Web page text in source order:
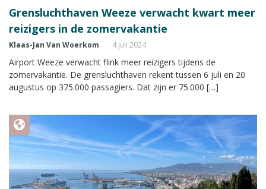
Grensluchthaven Weeze verwacht kwart meer
reizigers in de zomervakantie
Klaas-Jan Van Woerkom 4 juli 2024
Airport Weeze verwacht flink meer reizigers tijdens de
zomervakantie. De grensluchthaven rekent tussen 6 juli en 20
augustus op 375.000 passagiers. Dat zijn er 75.000 […]